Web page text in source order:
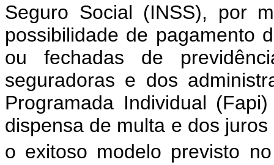
Seguro Social (INSS), por
possibilidade de pagamento
ou fechadas de
seguradoras e dos
Programada Individual
dispensa de multa e dos
o exitoso modelo previsto